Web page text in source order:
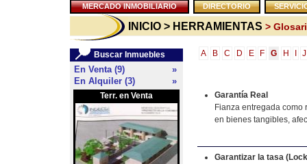
MERCADO INMOBILIARIO DIRECTORIO
INICIO > HERRAMIENTAS >
Buscar Inmuebles
En Venta (9)
»
En Alquiler (3)
»
Terr. en Venta Local en Venta
A B C D E F G H J
Garantía Real
Fianza entregada
en bienes tangibles,
Garantizar la tasa